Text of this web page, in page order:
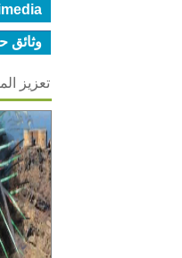
وثائق
تعزيز